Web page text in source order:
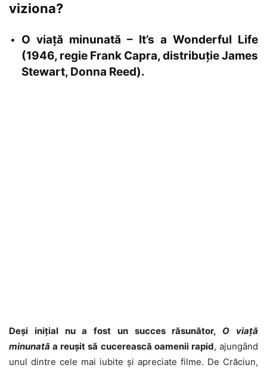
viziona?
O viață minunată – It’s a Wonderful Life
(1946, regie Frank Capra, distribuție James
Stewart, Donna Reed).
Deși inițial nu a fost un succes răsunător, O viață
minunată a reușit să cucerească oamenii rapid, ajungând
unul dintre cele mai iubite și apreciate filme. De Crăciun,